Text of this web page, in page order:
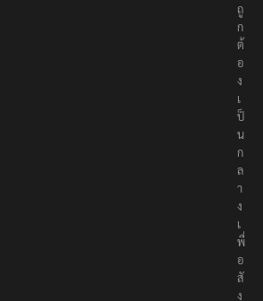
ถู
ก
ต้
อ
ง
เ
ป็
น
ก
ล
า
ง
เ
พื่
อ
สั
ง